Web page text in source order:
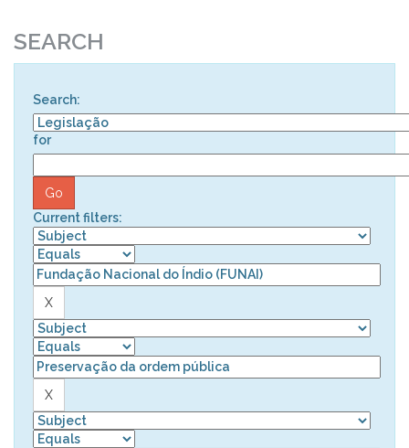
SEARCH
Search:
for
Current filters: